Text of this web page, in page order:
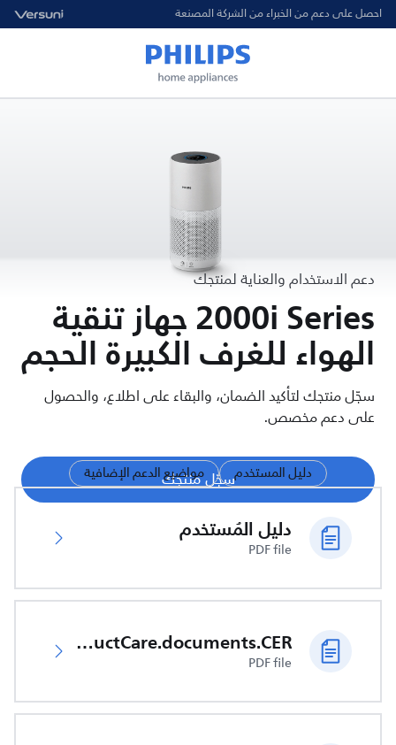
احصل على دعم من الخبراء من الشركة المصنعة
دعم الاستخدام والعناية لمنتجك
2000i Series جهاز تنقية
الهواء للغرف الكبيرة الحجم
سجّل منتجك لتأكيد الضمان، والبقاء على اطلاع، والحصول
على دعم مخصص.
سجّل منتجكدليل المستخدم مواضيع الدعم الإضافية
دليل المُستخدم
PDF file
productCare.documents.CER
PDF file